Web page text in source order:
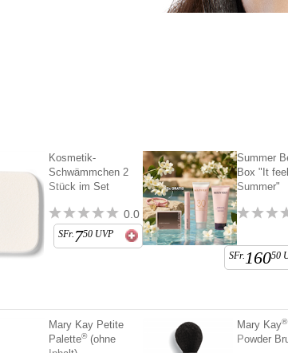
Kosmetik-
Schwämmchen 2
Stück im Set
0.0
SFr.750 UVP
Summer
Box "It
Summer"
SFr.16050
Mary Kay Petite
Palette®(ohne
Mary Kay®
Powder